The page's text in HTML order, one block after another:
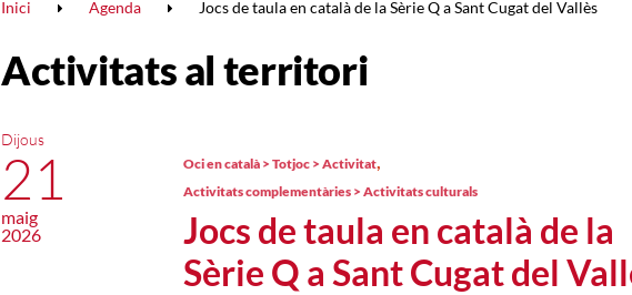
Inici Agenda Jocs de taula en català de la Sèrie Q a Sant Cugat del Vallès
Activitats al territori
Jocs de taula en català de la
Sèrie Q a Sant Cugat del
Oci en català > Totjoc > Activitat,
Activitats complementàries > Activitats culturals
Dijous
21
maig
2026